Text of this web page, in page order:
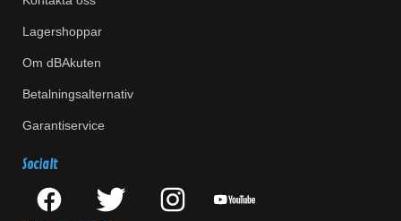
Lagershoppar
Om dBAkuten
Betalningsalternativ
Garantiservice
Socialt